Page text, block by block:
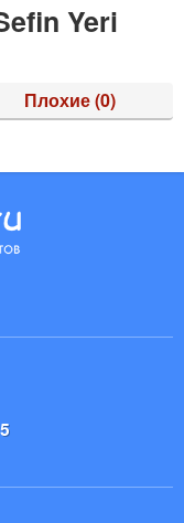
Yeri
Плохие(0)